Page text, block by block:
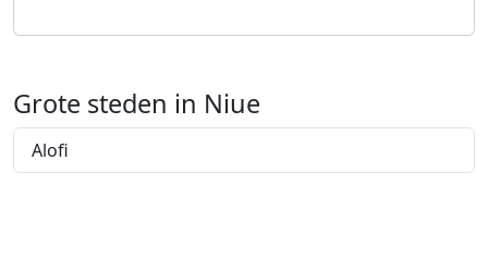
Grote steden in Niue
Alofi